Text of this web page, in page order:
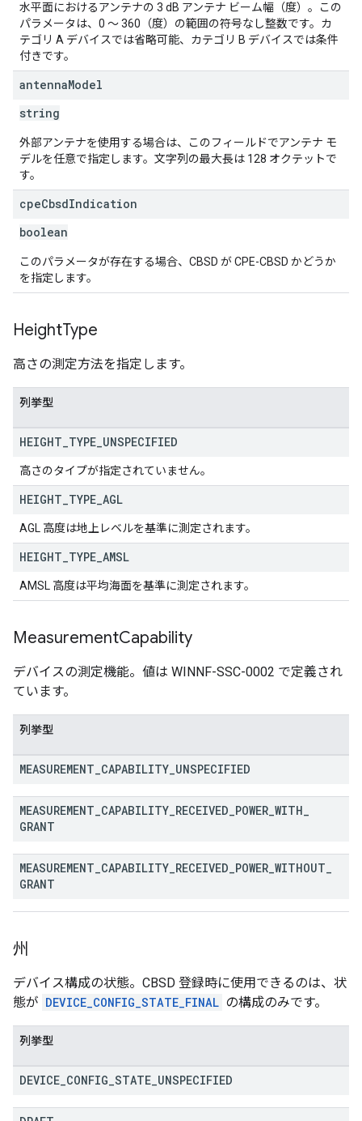
水平面におけるアンテナの 3 dB アンテナ ビーム幅（度）。この
パラメータは、0 ～ 360（度）の範囲の符号なし整数です。カ
テゴリ A デバイスでは省略可能、カテゴリ B デバイスでは条件
付きです。
antennaModel
string
外部アンテナを使用する場合は、このフィールドでアンテナ モ
デルを任意で指定します。文字列の最大長は 128 オクテットで
す。
cpeCbsdIndication
boolean
このパラメータが存在する場合、CBSD が CPE-CBSD かどうか
を指定します。
HeightType
高さの測定方法を指定します。
列挙型
HEIGHT TYPE UNSPECIFIED
高さのタイプが指定されていません。
HEIGHT TYPE AGL
AGL 高度は地上レベルを基準に測定されます。
HEIGHT TYPE AMSL
AMSL 高度は平均海面を基準に測定されます。
MeasurementCapability
デバイスの測定機能。値は WINNF-SSC-0002 で定義され
ています。
列挙型
MEASUREMENT CAPABILITY UNSPECIFIED
MEASUREMENT CAPABILITY RECEIVED POWER WITH
GRANT
MEASUREMENT CAPABILITY RECEIVED POWER WITHOUT
GRANT
州
デバイス構成の状態。CBSD 登録時に使用できるのは、状
態が DEVICE_CONFIG_STATE_FINAL の構成のみです。
列挙型
DEVICE CONFIG STATE UNSPECIFIED